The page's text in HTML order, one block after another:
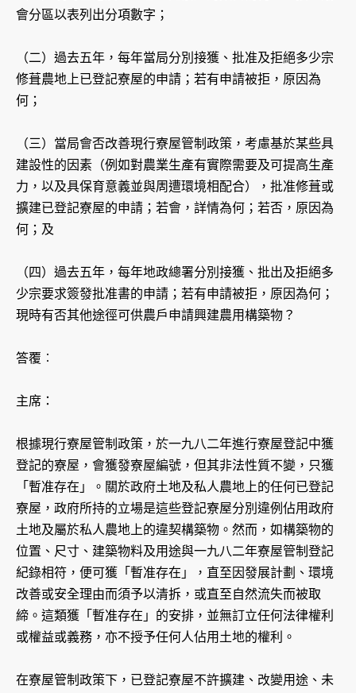
會分區以表列出分項數字；
（二）過去五年，每年當局分別接獲、批准及拒絕多少宗
修葺農地上已登記寮屋的申請；若有申請被拒，原因為
何；
（三）當局會否改善現行寮屋管制政策，考慮基於某些具
建設性的因素（例如對農業生產有實際需要及可提高生產
力，以及具保育意義並與周遭環境相配合），批准修葺或
擴建已登記寮屋的申請；若會，詳情為何；若否，原因為
何；及
（四）過去五年，每年地政總署分別接獲、批出及拒絕多
少宗要求簽發批准書的申請；若有申請被拒，原因為何；
現時有否其他途徑可供農戶申請興建農用構築物？
答覆︰
主席：
根據現行寮屋管制政策，於一九八二年進行寮屋登記中獲
登記的寮屋，會獲發寮屋編號，但其非法性質不變，只獲
「暫准存在」。關於政府土地及私人農地上的任何已登記
寮屋，政府所持的立場是這些登記寮屋分別違例佔用政府
土地及屬於私人農地上的違契構築物。然而，如構築物的
位置、尺寸、建築物料及用途與一九八二年寮屋管制登記
紀錄相符，便可獲「暫准存在」，直至因發展計劃、環境
改善或安全理由而須予以清拆，或直至自然流失而被取
締。這類獲「暫准存在」的安排，並無訂立任何法律權利
或權益或義務，亦不授予任何人佔用土地的權利。
在寮屋管制政策下，已登記寮屋不許擴建、改變用途、未